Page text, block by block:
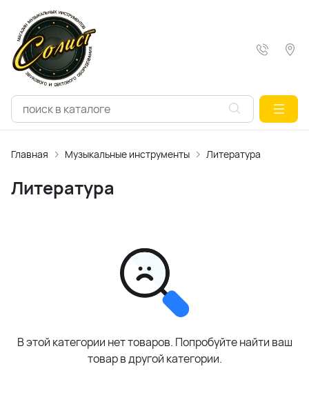
Главная Музыкальные инструменты Литература
Литература
В этой категории нет товаров. Попробуйте найти ваш
товар в другой категории.